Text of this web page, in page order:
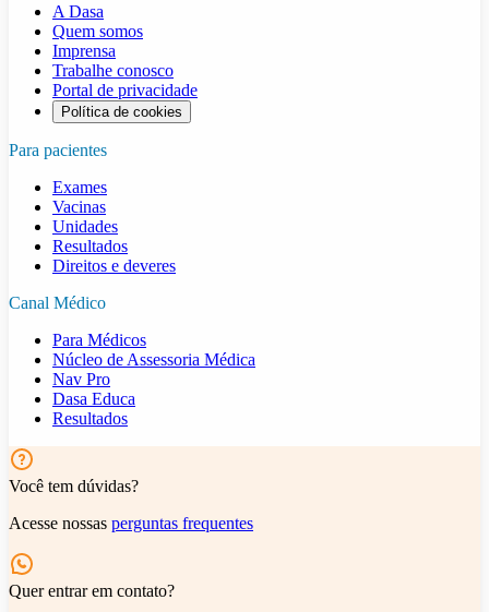
A Dasa
Quem somos
Imprensa
Trabalhe conosco
Portal de privacidade
Política de cookies
Para pacientes
Exames
Vacinas
Unidades
Resultados
Direitos e deveres
Canal Médico
Para Médicos
Núcleo de Assessoria Médica
Nav Pro
Dasa Educa
Resultados
Você tem dúvidas?
Acesse nossas perguntas frequentes
Quer entrar em contato?